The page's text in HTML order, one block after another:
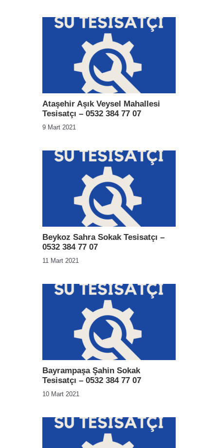
Ataşehir Aşık Veysel Mahallesi
Tesisatçı – 0532 384 77 07
9 Mart 2021
Beykoz Sahra Sokak Tesisatçı –
0532 384 77 07
11 Mart 2021
Bayrampaşa Şahin Sokak
Tesisatçı – 0532 384 77 07
10 Mart 2021